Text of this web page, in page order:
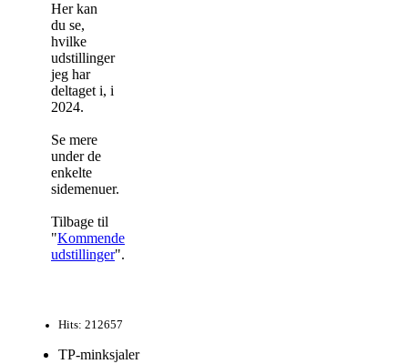
Her kan
du se,
hvilke
udstillinger
jeg har
deltaget i, i
2024.
Se mere
under de
enkelte
sidemenuer.
Tilbage til
"Kommende
udstillinger".
Hits: 212657
TP-minksjaler